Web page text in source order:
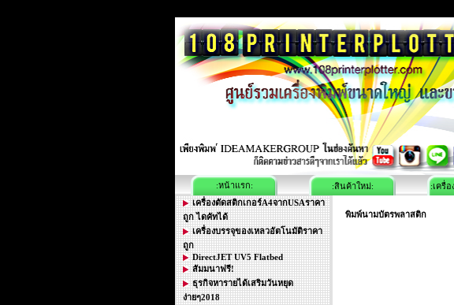
:หน้าแรก: :สินค้าใหม่: :เครื่
เครื่องตัดสติกเกอร์A4จากUSAราคา
ถูก ไดคัทได้
เครื่องบรรจุของเหลวอัตโนมัติราคา
ถูก
DirectJET UV5 Flatbed
สัมมนาฟรี!
ธุรกิจหารายได้เสริมวันหยุด
ง่ายๆ2018
พิมพ์นามบัตรพลาสติก